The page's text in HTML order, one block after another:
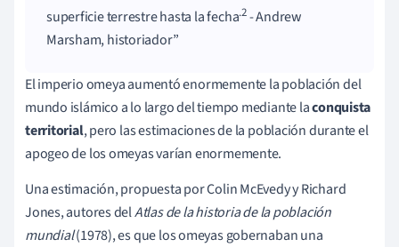
superficie terrestre hasta la fecha.2- Andrew
Marsham, historiador
El imperio omeya aumentó enormemente la población del
mundo islámico a lo largo del tiempo mediante laconquista
territorial, pero las estimaciones de la población durante el
apogeo de los omeyas varían enormemente.
Una estimación, propuesta por Colin McEvedy y Richard
Jones, autores delAtlas de la historia de la población
mundial(1978), es que los omeyas gobernaban una